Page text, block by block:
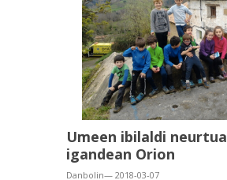
Umeen ibilaldi neurtua
igandean Orion
Danbolin— 2018-03-07